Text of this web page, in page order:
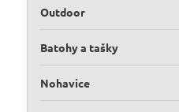
Outdoor
Batohy a tašky
Nohavice